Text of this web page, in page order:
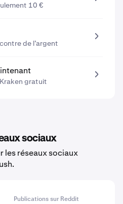
10 €
de l’argent
gratuit
sociaux
les réseaux sociaux
Publications sur Reddit